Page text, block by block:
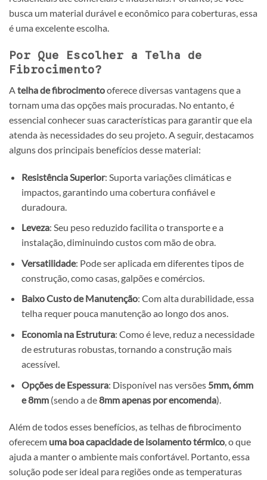
busca um material durável e econômico para coberturas, essa
é uma excelente escolha.
Por Que Escolher a Telha de
Fibrocimento?
Atelha de fibrocimentooferece diversas vantagens que a
tornam uma das opções mais procuradas. No entanto, é
essencial conhecer suas características para garantir que ela
atenda às necessidades do seu projeto. A seguir, destacamos
alguns dos principais benefícios desse material:
Resistência Superior: Suporta variações climáticas e
impactos, garantindo uma cobertura confiável e
duradoura.
Leveza: Seu peso reduzido facilita o transporte e a
instalação, diminuindo custos com mão de obra.
Versatilidade: Pode ser aplicada em diferentes tipos de
construção, como casas, galpões e comércios.
Baixo Custo de Manutenção: Com alta durabilidade, essa
telha requer pouca manutenção ao longo dos anos.
Economia na Estrutura: Como é leve, reduz a necessidade
de estruturas robustas, tornando a construção mais
acessível.
Opções de Espessura: Disponível nas versões 5mm, 6mm
e 8mm(sendo a de8mm apenas por encomenda).
Além de todos esses benefícios, as telhas de fibrocimento
oferecem uma boa capacidade de isolamento térmico, o que
ajuda a manter o ambiente mais confortável. Portanto, essa
solução pode ser ideal para regiões onde as temperaturas